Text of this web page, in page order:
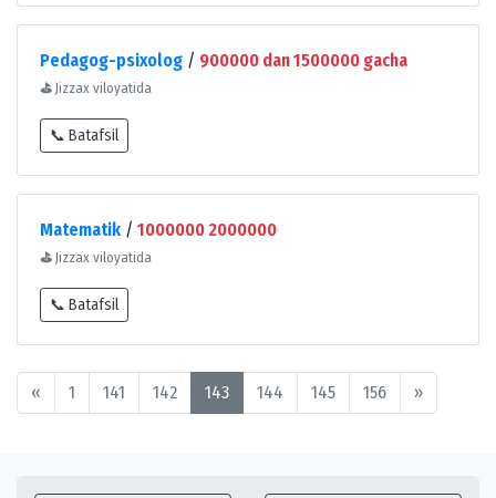
Pedagog-psixolog / 900000 dan 1500000 gacha
⛳ Jizzax viloyatida
📞 Batafsil
Matematik / 1000000 2000000
⛳ Jizzax viloyatida
📞 Batafsil
« 1 141 142 143 144 145 156 »